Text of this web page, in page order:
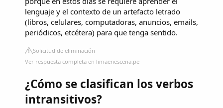
lenguaje y el contexto de un artefacto letrado
(libros, celulares, computadoras, anuncios, emails,
periódicos, etcétera) para que tenga sentido.
Solicitud de eliminación
Ver respuesta completa en limaenescena.pe
¿Cómo se clasifican los verbos
intransitivos?